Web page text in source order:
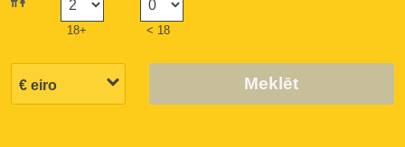
18+ < 18
Meklēt